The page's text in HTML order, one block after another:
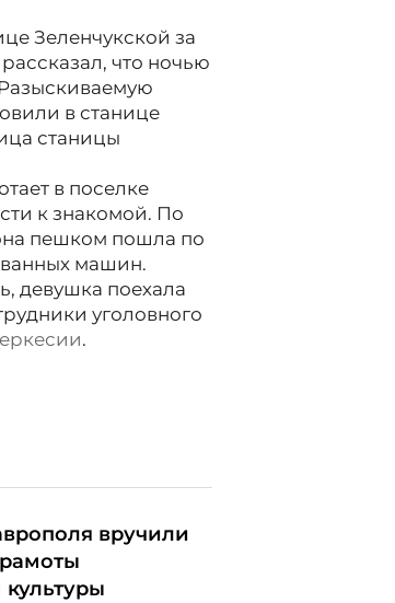
Зеленчукской за
что ночью
в станице
станицы
в поселке
к знакомой. По
пешком пошла по
машин.
девушка поехала
уголовного
.
вручили